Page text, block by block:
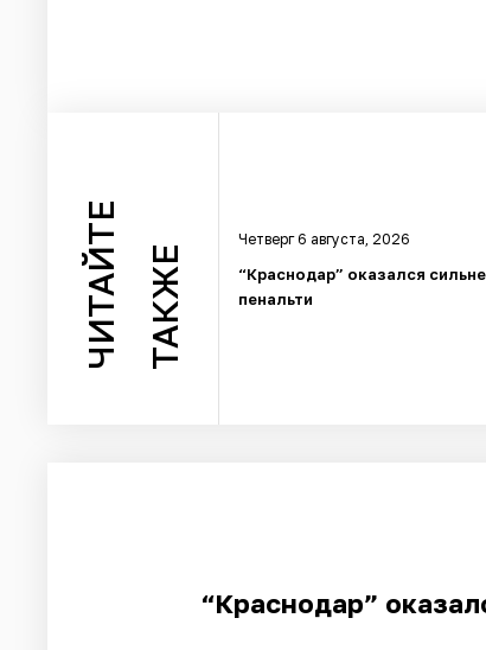
ЧИТАЙТЕ ТАКЖЕ
Четверг 6 августа, 2026
“Краснодар” оказался
пенальти
“Краснодар”